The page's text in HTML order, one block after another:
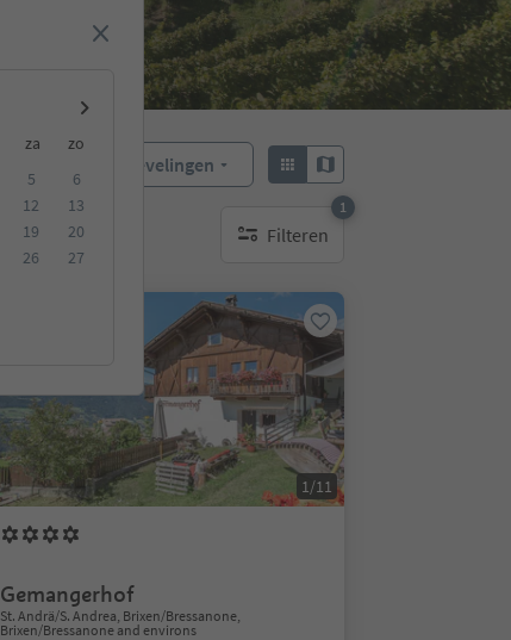
za
zo
5
6
12
13
19
20
26
27
Aanbevelingen
Filteren
1
1 actief filter
1/11
Gemangerhof
St. Andrä/S. Andrea, Brixen/Bressanone,
Brixen/Bressanone and environs